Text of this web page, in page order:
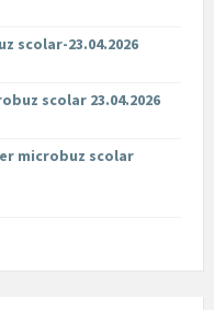
scolar-23.04.2026
scolar 23.04.2026
microbuz scolar